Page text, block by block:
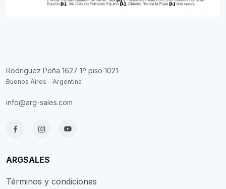
Rodríguez Peña 1627 1º piso 1021
Buenos Aires - Argentina
info@arg-sales.com
ARGSALES
Términos y condiciones